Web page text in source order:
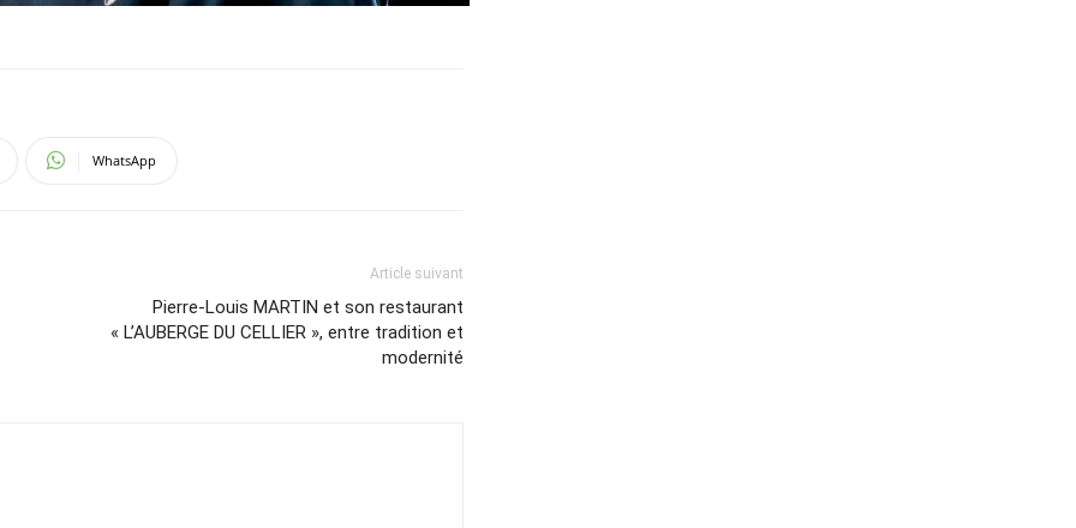
WhatsApp
Article suivant
Pierre-Louis MARTIN et son restaurant
« L’AUBERGE DU CELLIER », entre tradition et
modernité